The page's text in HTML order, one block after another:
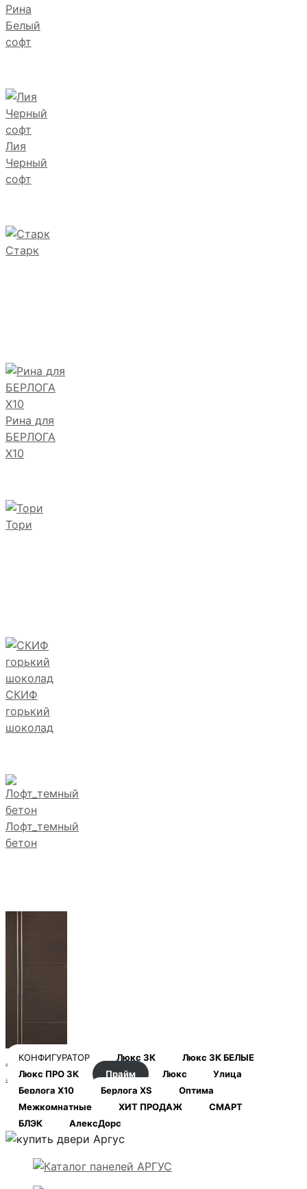
Рина
Белый
софт
Лия
Черный
софт
Старк
Рина для
БЕРЛОГА
Х10
Тори
СКИФ
горький
шоколад
Лофт_темный
бетон
Лофт_венге
гориз.
КОНФИГУРАТОР Люкс 3К
Люкс 3К БЕЛЫЕ
Люкс ПРО 3К
Прайм Люкс
Улица
Берлога Х10
Берлога XS
Оптима
Межкомнатные
ХИТ ПРОДАЖ
СМАРТ
БЛЭК
АлексДорс